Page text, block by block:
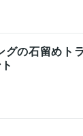
グの石留めト